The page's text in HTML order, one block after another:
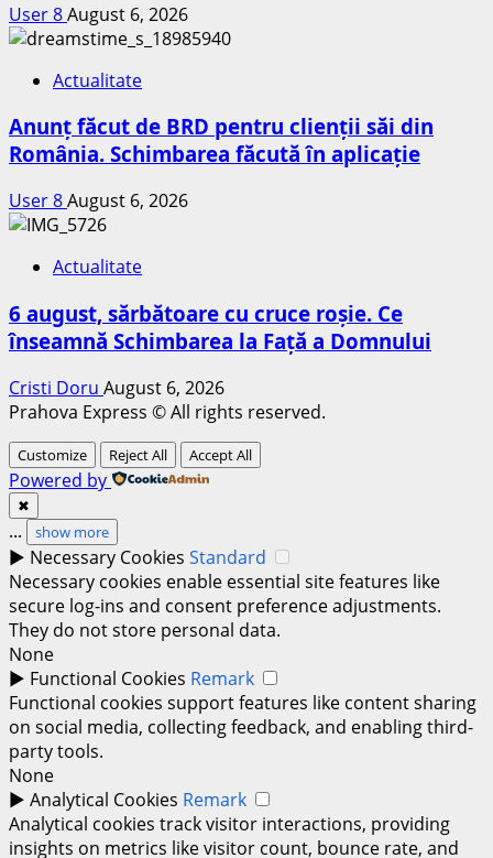
User 8August 6, 2026
Actualitate
Anunț făcut de BRD pentru clienții săi din
România. Schimbarea făcută în aplicație
User 8August 6, 2026
Actualitate
6 august, sărbătoare cu cruce roșie. Ce
înseamnă Schimbarea la Față a Domnului
Cristi Doru August 6, 2026
Prahova Express © All rights reserved.
Customize Reject All Accept All
Powered by
✖
... show more
► Necessary Cookies Standard
Necessary cookies enable essential site features like
secure log-ins and consent preference adjustments.
They do not store personal data.
None
► Functional Cookies Remark
Functional cookies support features like content sharing
on social media, collecting feedback, and enabling third-
party tools.
None
► Analytical Cookies Remark
Analytical cookies track visitor interactions, providing
insights on metrics like visitor count, bounce rate, and